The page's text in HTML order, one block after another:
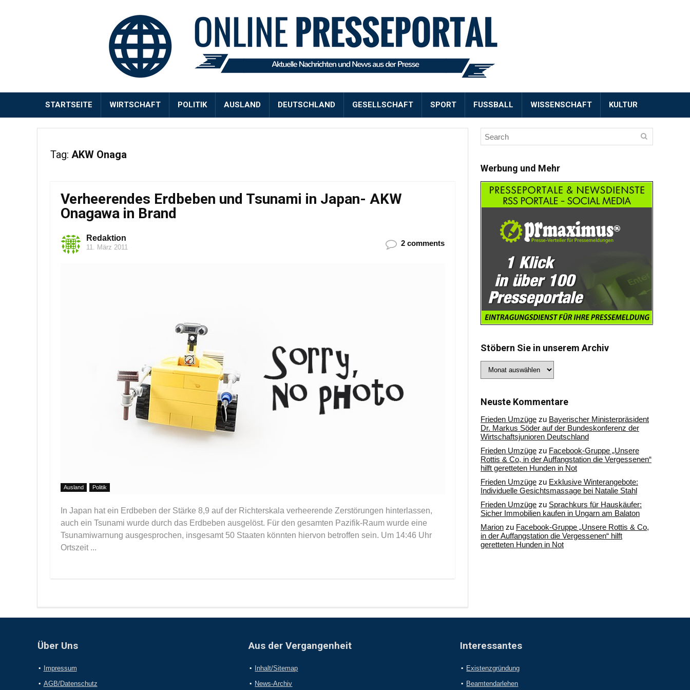
STARTSEITE WIRTSCHAFT POLITIK AUSLAND DEUTSCHLAND GESELLSCHAFT SPORT FUSSBALL WISSENSCHAFT KULTUR
Tag: AKW Onaga
Verheerendes Erdbeben und Tsunami in Japan- AKW
Onagawa in Brand
Redaktion
11. März 2011 2 comments
Ausland Politik
In Japan hat ein Erdbeben der Stärke 8,9 auf der Richterskala verheerende Zerstörungen hinterlassen,
auch ein Tsunami wurde durch das Erdbeben ausgelöst. Für den gesamten Pazifik-Raum wurde eine
Tsunamiwarnung ausgesprochen, insgesamt 50 Staaten könnten hiervon betroffen sein. Um 14:46 Uhr
Ortszeit ...
Werbung und Mehr
Stöbern Sie in unserem Archiv
Sie
Archiv
Neuste Kommentare
Frieden Umzüge zu Bayerischer Ministerpräsident
Dr. Markus Söder auf der Bundeskonferenz der
Wirtschaftsjunioren Deutschland
Frieden Umzüge zu Facebook-Gruppe „Unsere
Rottis & Co, in der Auffangstation die Vergessenen“
hilft geretteten Hunden in Not
Frieden Umzüge zu Exklusive Winterangebote:
Individuelle Gesichtsmassage bei Natalie Stahl
Frieden Umzüge zu Sprachkurs für Hauskäufer:
Sicher Immobilien kaufen in Ungarn am Balaton
Marion zu Facebook-Gruppe „Unsere Rottis & Co,
in der Auffangstation die Vergessenen“ hilft
geretteten Hunden in Not
Über Uns
Impressum
AGB/Datenschutz
Aus der Vergangenheit
Inhalt/Sitemap
News-Archiv
Interessantes
Existenzgründung
Beamtendarlehen